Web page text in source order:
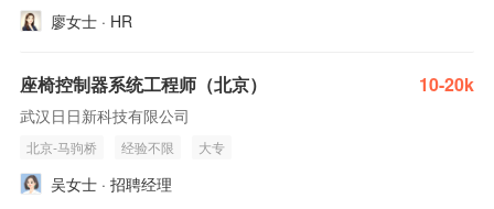
廖女士 · HR
座椅控制器系统工程师（北京） 10-20k
武汉日日新科技有限公司
北京-马驹桥 经验不限 大专
吴女士 · 招聘经理